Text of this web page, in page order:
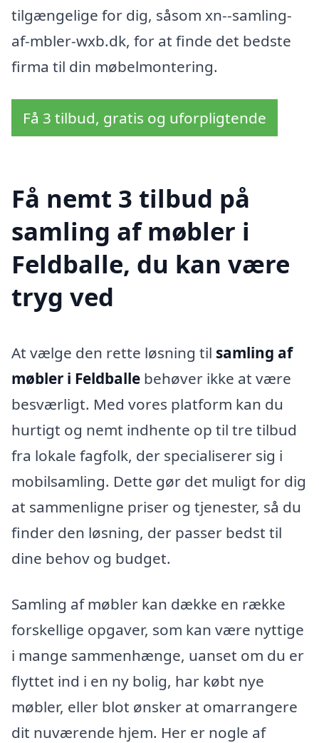
tilgængelige for dig, såsom xn--samling-
af-mbler-wxb.dk, for at finde det bedste
firma til din møbelmontering.
Få 3 tilbud, gratis og uforpligtende
Få nemt 3 tilbud på
samling af møbler i
Feldballe, du kan være
tryg ved
At vælge den rette løsning til samling af
møbler i Feldballe behøver ikke at være
besværligt. Med vores platform kan du
hurtigt og nemt indhente op til tre tilbud
fra lokale fagfolk, der specialiserer sig i
mobilsamling. Dette gør det muligt for dig
at sammenligne priser og tjenester, så du
finder den løsning, der passer bedst til
dine behov og budget.
Samling af møbler kan dække en række
forskellige opgaver, som kan være nyttige
i mange sammenhænge, uanset om du er
flyttet ind i en ny bolig, har købt nye
møbler, eller blot ønsker at omarrangere
dit nuværende hjem. Her er nogle af